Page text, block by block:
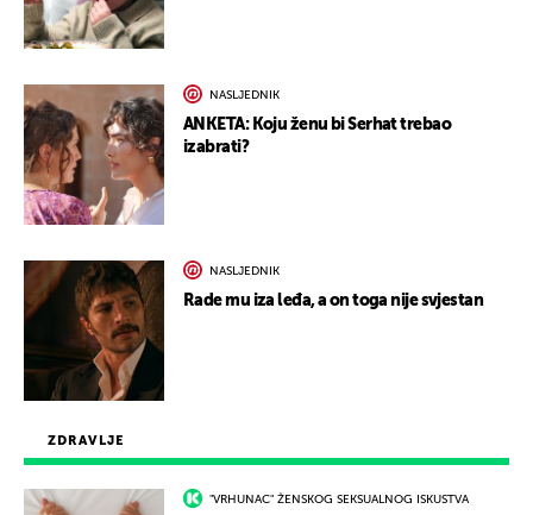
ZDRAVLJE
"VRHUNAC" ŽENSKOG SEKSUALNOG ISKUSTVA
NASLJEDNIK
ANKETA: Koju ženu bi Serhat trebao
izabrati?
NASLJEDNIK
Rade mu iza leđa, a on toga nije svjestan